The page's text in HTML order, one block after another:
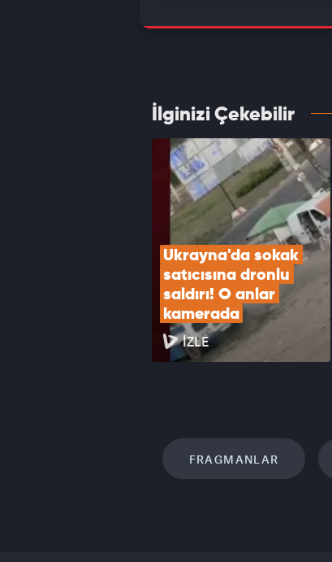
İlginizi Çekebilir
Ukrayna'da sokak
satıcısına dronlu
saldırı! O anlar
kamerada
İZLE
FRAGMANLAR